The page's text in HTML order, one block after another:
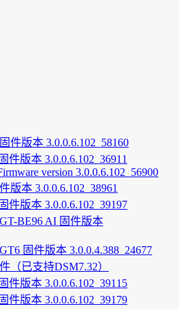
件版本 3.0.0.6.102_58160
件版本 3.0.0.6.102_36911
version 3.0.0.6.102_56900
版本 3.0.0.6.102_38961
件版本 3.0.0.6.102_39197
BE96 AI 固件版本
固件版本 3.0.0.4.388_24677
（已支持DSM7.32）
件版本 3.0.0.6.102_39115
件版本 3.0.0.6.102_39179